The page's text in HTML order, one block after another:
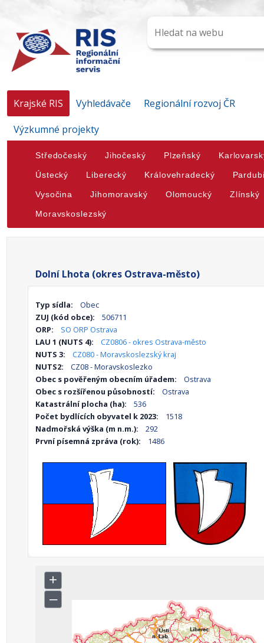
Krajské RIS Vyhledávače
Regionální rozvoj ČR
Výzkumné projekty
Středočeský Jihočeský Plzeňský
Ústecký Liberecký Královehradecký
Vysočina Jihomoravský Olomoucký Zlínský
Moravskoslezský
Dolní Lhota (okres Ostrava-město)
Typ sídla:
Obec
ZUJ (kód obce):
506711
ORP:
SO ORP Ostrava
LAU 1 (NUTS 4):
CZ0806 - okres Ostrava-město
NUTS 3:
CZ080 - Moravskoslezský kraj
NUTS2:
CZ08 - Moravskoslezko
Obec s pověřeným obecním úřadem:
Ostrava
Obec s rozšířenou působností:
Ostrava
Katastrální plocha (ha):
536
Počet bydlících obyvatel k 2023:
1518
Nadmořská výška (m n.m.):
292
První písemná zpráva (rok):
1486